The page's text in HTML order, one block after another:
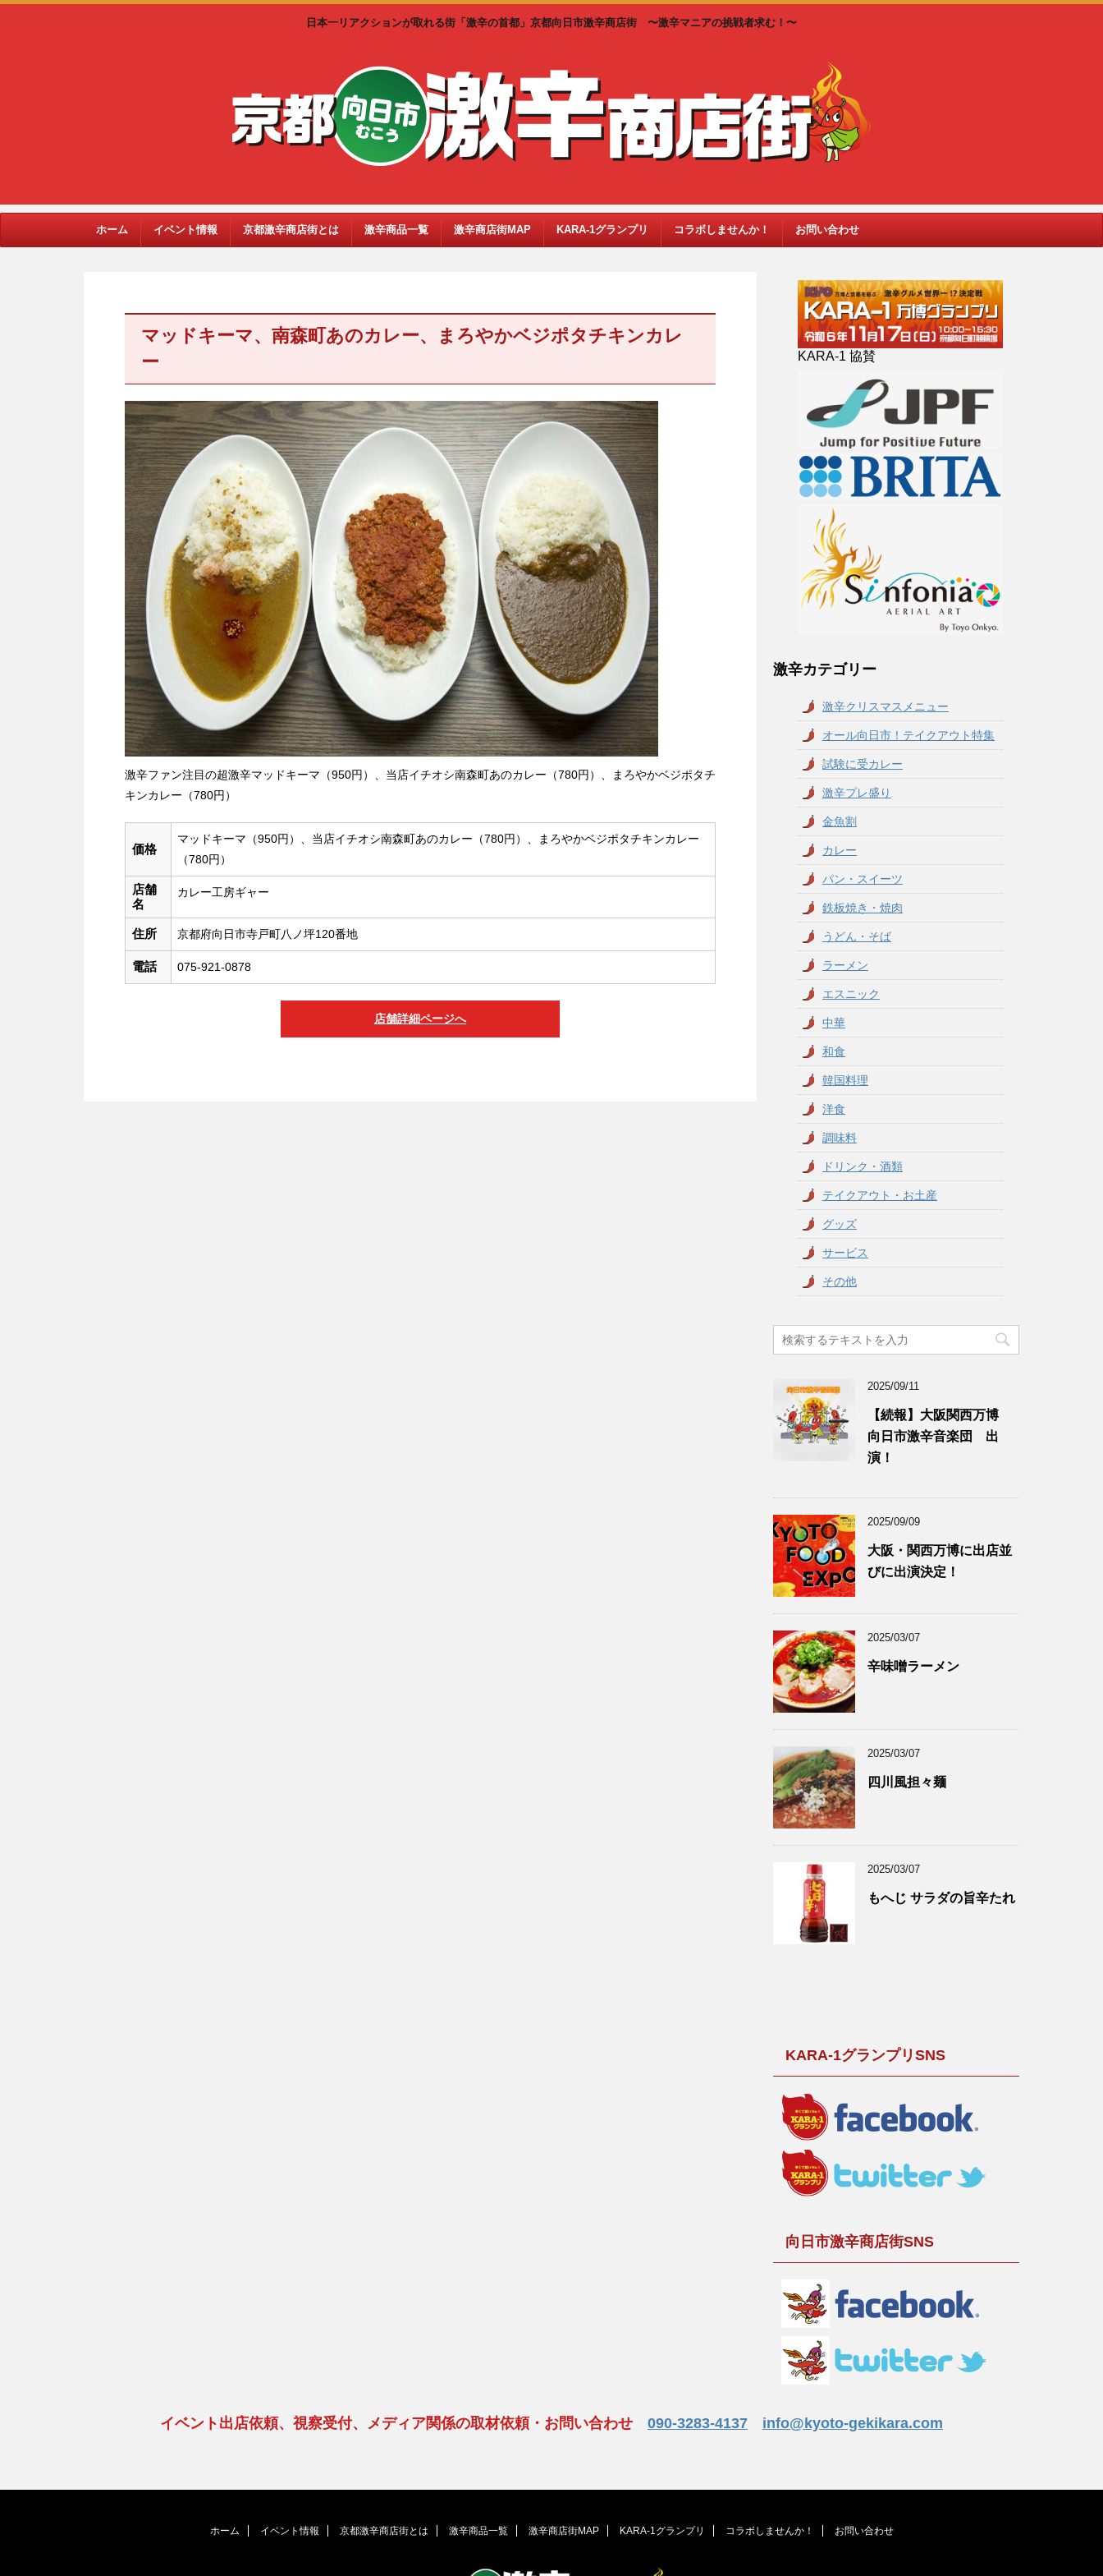
日本一リアクションが取れる街「激辛の首都」京都向日市激辛商店街 〜激辛マニアの挑戦者求む！〜
ホーム イベント情報 京都激辛商店街とは 激辛商品一覧 激辛商店街MAP KARA-1グランプリ コラボしませんか！ お問い合わせ
マッドキーマ、南森町あのカレー、まろやかベジポタチキンカレ
ー
激辛ファン注目の超激辛マッドキーマ（950円）、当店イチオシ南森町あのカレー（780円）、まろやかベジポタチ
キンカレー（780円）
価格
マッドキーマ（950円）、当店イチオシ南森町あのカレー（780円）、まろやかベジポタチキンカレー
（780円）
店舗
名
カレー工房ギャー
住所 京都府向日市寺戸町八ノ坪120番地
電話 075-921-0878
店舗詳細ページへ
KARA-1 協賛
激辛カテゴリー
激辛クリスマスメニュー
オール向日市！テイクアウト特集
試験に受カレー
激辛プレ盛り
金魚割
カレー
パン・スイーツ
鉄板焼き・焼肉
うどん・そば
ラーメン
エスニック
中華
和食
韓国料理
洋食
調味料
ドリンク・酒類
テイクアウト・お土産
グッズ
サービス
その他
2025/09/11
【続報】大阪関西万博
向日市激辛音楽団 出
演！
2025/09/09
大阪・関西万博に出店並
びに出演決定！
2025/03/07
辛味噌ラーメン
2025/03/07
四川風担々麺
2025/03/07
もへじ サラダの旨辛たれ
KARA-1グランプリSNS
向日市激辛商店街SNS
イベント出店依頼、視察受付、メディア関係の取材依頼・お問い合わせ 090-3283-4137 info@kyoto-gekikara.com
ホーム イベント情報 京都激辛商店街とは 激辛商品一覧 激辛商店街MAP KARA-1グランプリ コラボしませんか！ お問い合わせ